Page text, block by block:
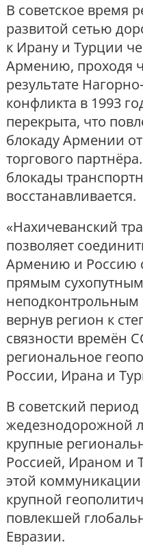
В советское время
развитой сетью
к Ирану и Турции
Армению, проходя
результате
конфликта в 1993
перекрыта, что
блокаду Армении
торгового
блокады
восстанавливается.
«Нахичеванский
позволяет
Армению и Россию
прямым
вернув регион к
связности времён
региональное
России, Ирана и
В советский
жедезнодорожной
крупные
Россией, Ираном и
этой коммуникации
крупной
повлекшей
Евразии.